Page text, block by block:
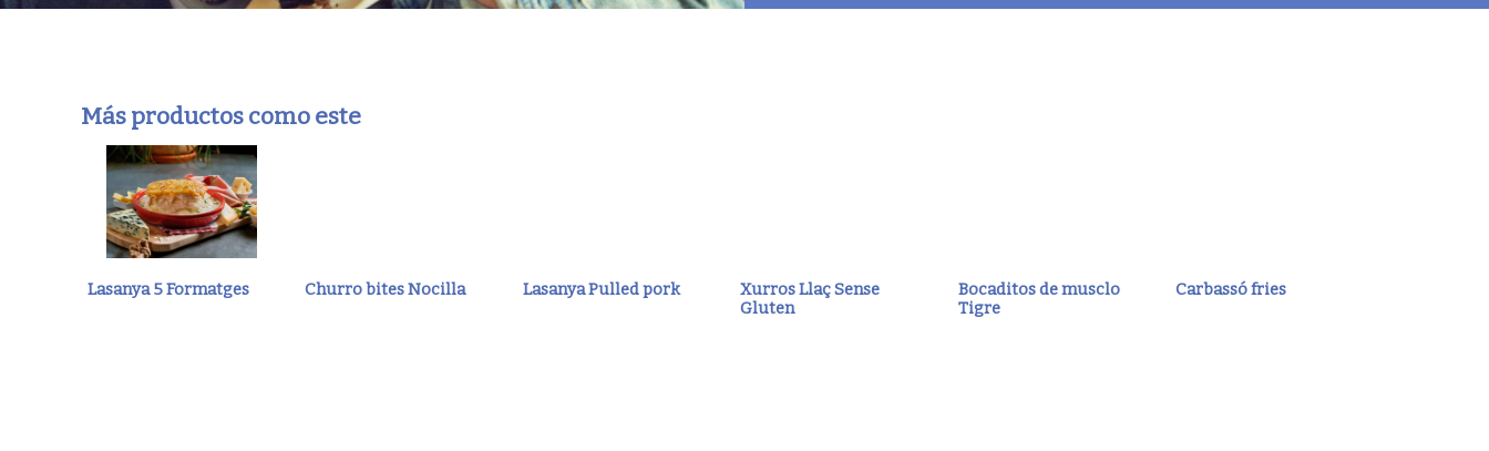
Más productos como este
Lasanya 5 Formatges Churro bites Nocilla Lasanya Pulled pork
Xurros Llaç Sense
Gluten
Bocaditos de musclo
Tigre
Carbassó fries